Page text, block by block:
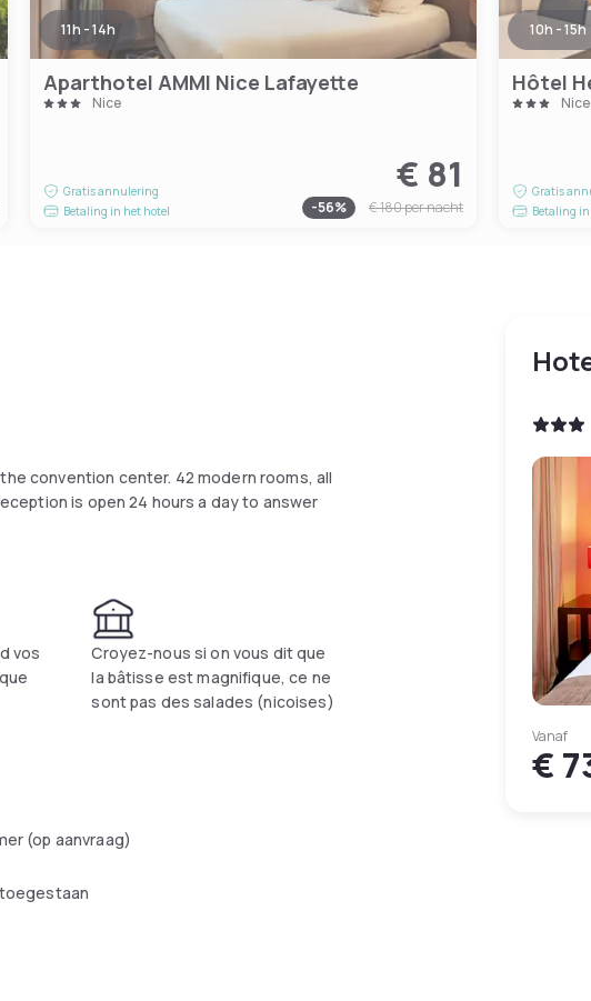
11h - 14h
Aparthotel AMMI Nice Lafayette
Nice
Gratis annulering
Betaling in het hotel
€ 81
-56% € 180per nacht
10h - 15h
Hôtel
Nice
Gratis
Betaling
convention center. 42 modern rooms, all
is open 24 hours a day to answer
vos
Croyez-nous si on vous dit que
la bâtisse est magnifique, ce ne
sont pas des salades (nicoises)
(op aanvraag)
Vanaf
€